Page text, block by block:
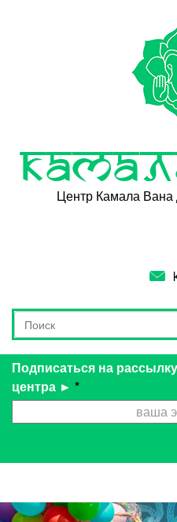
Центр Камала
Форма поиска
Подписаться на
центра ► *